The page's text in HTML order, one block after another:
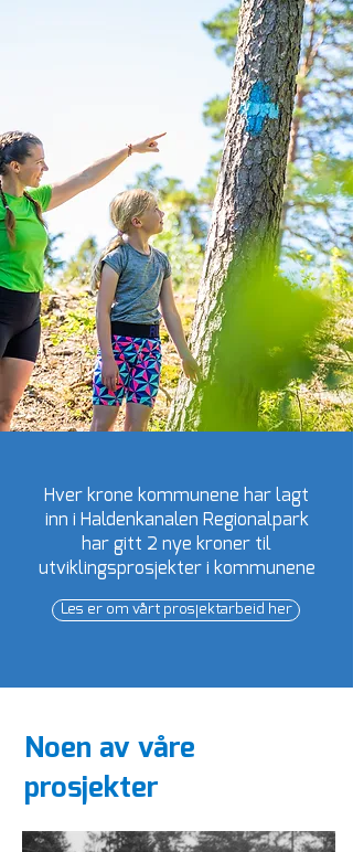
Hver krone kommunene har lagt
inn i Haldenkanalen Regionalpark
har gitt 2 nye kroner til
utviklingsprosjekter i kommunene
Les er om vårt prosjektarbeid her
Noen av våre
prosjekter